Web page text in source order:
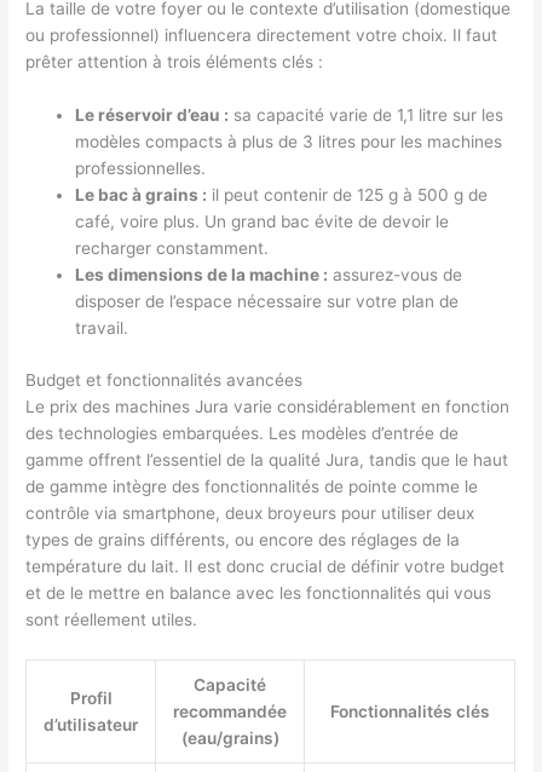
La taille de votre foyer ou le contexte d’utilisation (domestique
ou professionnel) influencera directement votre choix. Il faut
prêter attention à trois éléments clés :
Le réservoir d’eau : sa capacité varie de 1,1 litre sur les
modèles compacts à plus de 3 litres pour les machines
professionnelles.
Le bac à grains : il peut contenir de 125 g à 500 g de
café, voire plus. Un grand bac évite de devoir le
recharger constamment.
Les dimensions de la machine : assurez-vous de
disposer de l’espace nécessaire sur votre plan de
travail.
Budget et fonctionnalités avancées
Le prix des machines Jura varie considérablement en fonction
des technologies embarquées. Les modèles d’entrée de
gamme offrent l’essentiel de la qualité Jura, tandis que le haut
de gamme intègre des fonctionnalités de pointe comme le
contrôle via smartphone, deux broyeurs pour utiliser deux
types de grains différents, ou encore des réglages de la
température du lait. Il est donc crucial de définir votre budget
et de le mettre en balance avec les fonctionnalités qui vous
sont réellement utiles.
Profil
d’utilisateur
Capacité
recommandée
(eau/grains)
Fonctionnalités clés